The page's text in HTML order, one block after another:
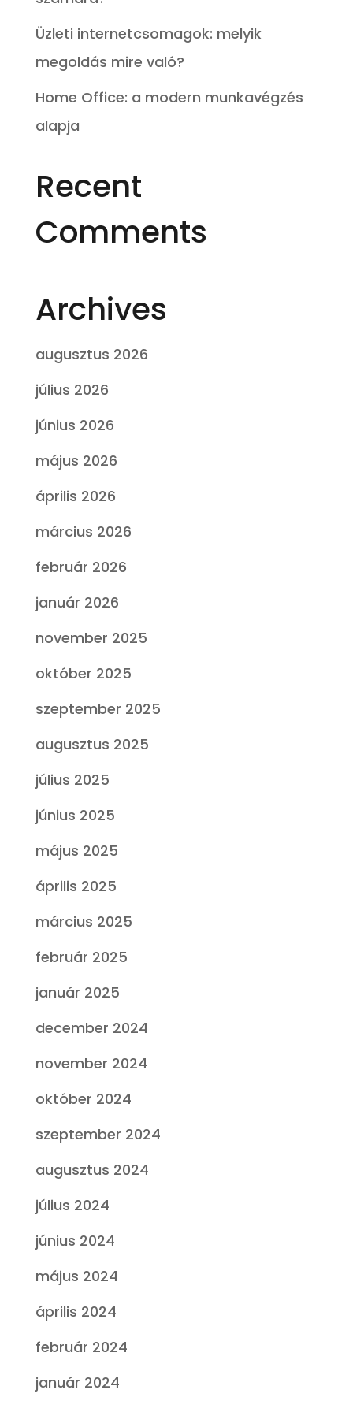
Üzleti internetcsomagok: melyik
megoldás mire való?
Home Office: a modern munkavégzés
alapja
Recent
Comments
Archives
augusztus 2026
július 2026
június 2026
május 2026
április 2026
március 2026
február 2026
január 2026
november 2025
október 2025
szeptember 2025
augusztus 2025
július 2025
június 2025
május 2025
április 2025
március 2025
február 2025
január 2025
december 2024
november 2024
október 2024
szeptember 2024
augusztus 2024
július 2024
június 2024
május 2024
április 2024
február 2024
január 2024